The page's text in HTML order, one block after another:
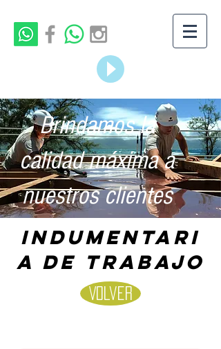
Brindamos la
calidad máxima a
nuestros clientes
Indumentari
a de trabajo
Volver